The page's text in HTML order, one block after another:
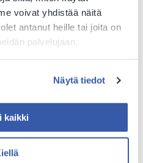
voivat yhdistää näitä
antanut heille tai joita on
palvelujaan.
Näytä tiedot
kaikki